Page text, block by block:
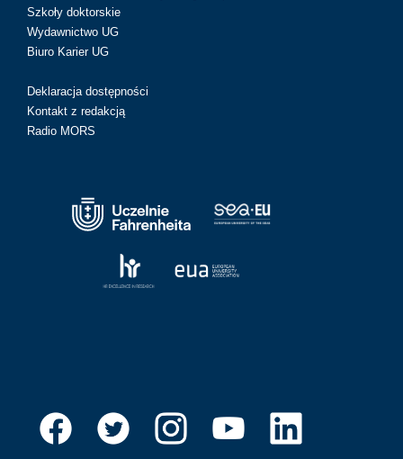
Szkoły doktorskie
Wydawnictwo UG
Biuro Karier UG
Deklaracja dostępności
Kontakt z redakcją
Radio MORS